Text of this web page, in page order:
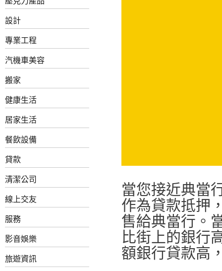
設計
專業工程
汽機車美容
搬家
健康生活
居家生活
餐飲設備
貸款
清潔公司
線上交友
服務
影音娛樂
旅遊資訊
當您接近典當
作為貸款抵押
售給典當行。
比街上的銀行
額銀行貸款高